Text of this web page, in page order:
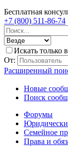
Бесплатная
+7 (800) 511-86-74
Искать только
От:
Расширенный
Новые
Поиск
Форумы
Семейное
Права и